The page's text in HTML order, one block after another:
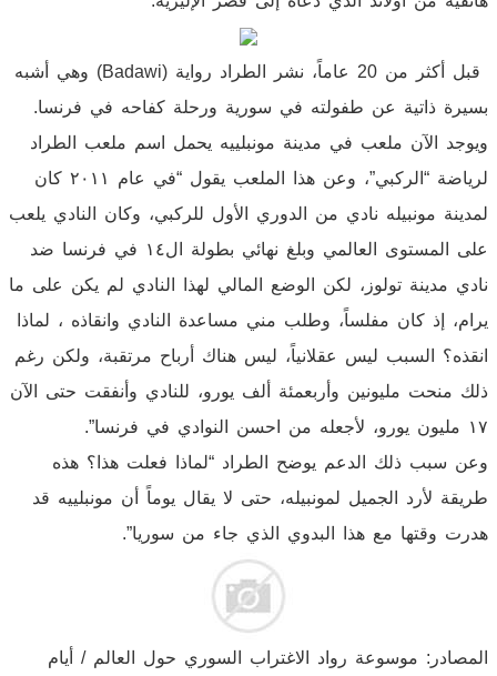
قبل أكثر من 20 عاماً، نشر الطراد رواية (Badawi) وهي أشبه
بسيرة ذاتية عن طفولته في سورية ورحلة كفاحه في فرنسا.
ويوجد الآن ملعب في مدينة مونبلييه يحمل اسم ملعب الطراد
لرياضة “الركبي”، وعن هذا الملعب يقول “في عام ٢٠١١ كان
لمدينة مونبيله نادي من الدوري الأول للركبي، وكان النادي يلعب
على المستوى العالمي وبلغ نهائي بطولة ال١٤ في فرنسا ضد
نادي مدينة تولوز، لكن الوضع المالي لهذا النادي لم يكن على ما
يرام، إذ كان مفلساً، وطلب مني مساعدة النادي وانقاذه ، لماذا
انقذه؟ السبب ليس عقلانياً، ليس هناك أرباح مرتقبة، ولكن رغم
ذلك منحت مليونين وأربعمئة ألف يورو، للنادي وأنفقت حتى الآن
١٧ مليون يورو، لأجعله من احسن النوادي في فرنسا”.
وعن سبب ذلك الدعم يوضح الطراد “لماذا فعلت هذا؟ هذه
طريقة لأرد الجميل لمونبيله، حتى لا يقال يوماً أن مونبلييه قد
هدرت وقتها مع هذا البدوي الذي جاء من سوريا”.
المصادر: موسوعة رواد الاغتراب السوري حول العالم / أيام